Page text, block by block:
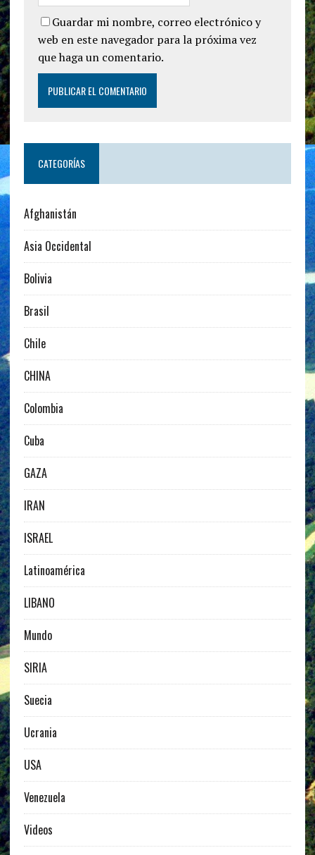
Guardar mi nombre, correo electrónico y
web en este navegador para la próxima vez
que haga un comentario.
CATEGORÍAS
Afghanistán
Asia Occidental
Bolivia
Brasil
Chile
CHINA
Colombia
Cuba
GAZA
IRAN
ISRAEL
Latinoamérica
LIBANO
Mundo
SIRIA
Suecia
Ucrania
USA
Venezuela
Videos